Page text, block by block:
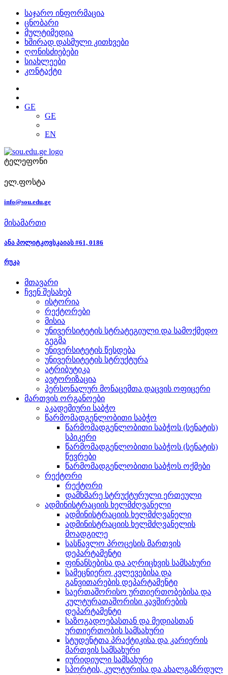
საჯარო ინფორმაცია
ცნობარი
მულტიმედია
ხშირად დასმული კითხვები
ღონისძიებები
სიახლეები
კონტაქტი
GE
GE
EN
ტელეფონი
ელ.ფოსტა
info@sou.edu.ge
მისამართი
ანა პოლიტკოვსკაიას #61, 0186
რუკა
მთავარი
ჩვენ შესახებ
ისტორია
რექტორები
მისია
უნივერსიტეტის სტრატეგიული და სამოქმედო
გეგმა
უნივერსიტეტის წესდება
უნივერსიტეტის სტრუქტურა
ატრიბუტიკა
ავტორიზაცია
პერსონალურ მონაცემთა დაცვის ოფიცერი
მართვის ორგანოები
აკადემიური საბჭო
წარმომადგენლობითი საბჭო
წარმომადგენლობითი საბჭოს (სენატის)
სპიკერი
წარმომადგენლობითი საბჭოს (სენატის)
წევრები
წარმომადგენლობითი საბჭოს ოქმები
რექტორი
რექტორი
დამხმარე სტრუქტურული ერთეული
ადმინისტრაციის ხელმძღვანელი
ადმინისტრაციის ხელმძღვანელი
ადმინისტრაციის ხელმძღვანელის
მოადგილე
სასწავლო პროცესის მართვის
დეპარტამენტი
ფინანსებისა და აღრიცხვის სამსახური
სამეცნიერო კვლევებისა და
განვითარების დეპარტამენტი
საერთაშორისო ურთიერთობებისა და
კულტურათაშორისი კავშირების
დეპარტამენტი
საზოგადოებასთან და მედიასთან
ურთიერთობის სამსახური
სტუდენტთა პრაქტიკისა და კარიერის
მართვის სამსახური
იურიდიული სამსახური
სპორტის, კულტურისა და ახალგაზრდულ